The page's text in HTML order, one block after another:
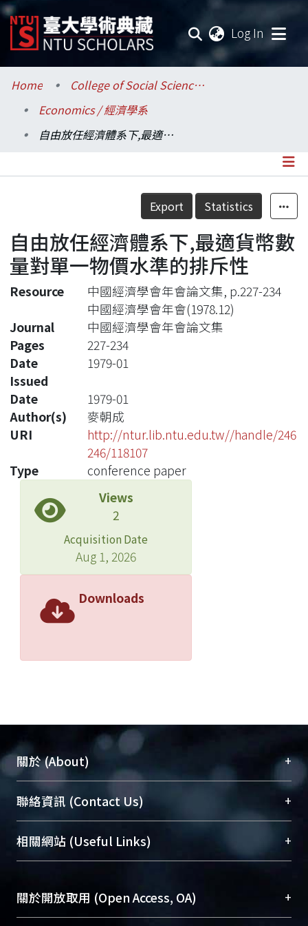
Log In
Communities & Collections
Research Outputs
Statistics
Home
College of Social Sciences / 社會科學院
Economics / 經濟學系
自由放任經濟體系下,最適貨幣數量對單一物價水準的排斥性
Details
Export Statistics
自由放任經濟體系下,最適貨幣數
量對單一物價水準的排斥性
Resource
中國經濟學會年會論文集, p.227-234
中國經濟學會年會(1978.12)
Journal
中國經濟學會年會論文集
Pages
227-234
Date
Issued
1979-01
Date
1979-01
Author(s)
麥朝成
URI
http://ntur.lib.ntu.edu.tw//handle/246
246/118107
Type
conference paper
Views
2
Acquisition Date
Aug 1, 2026
Downloads
關於 (About) +
臺大位居世界頂尖大學之列，為永久珍藏及向國際
展現本校豐碩的研究成果及學術能量，圖書館整合
機構典藏（NTUR）與學術庫（AH）不同功能平
台，成為臺大學術典藏NTU scholars。期能整合研
成果。
To permanently archive and promote researcher
聯絡資訊 (Contact Us) +
總館學科館員(Main Library)
醫學圖書館學科館員(Medical Library)
Sciences Library)
相關網站 (Useful Links) +
關於開放取用 (Open Access, OA) +